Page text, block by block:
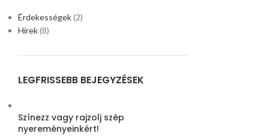
Érdekességek(2)
Hírek(8)
LEGFRISSEBB BEJEGYZÉSEK
Színezz vagy rajzolj szép
nyereményeinkért!